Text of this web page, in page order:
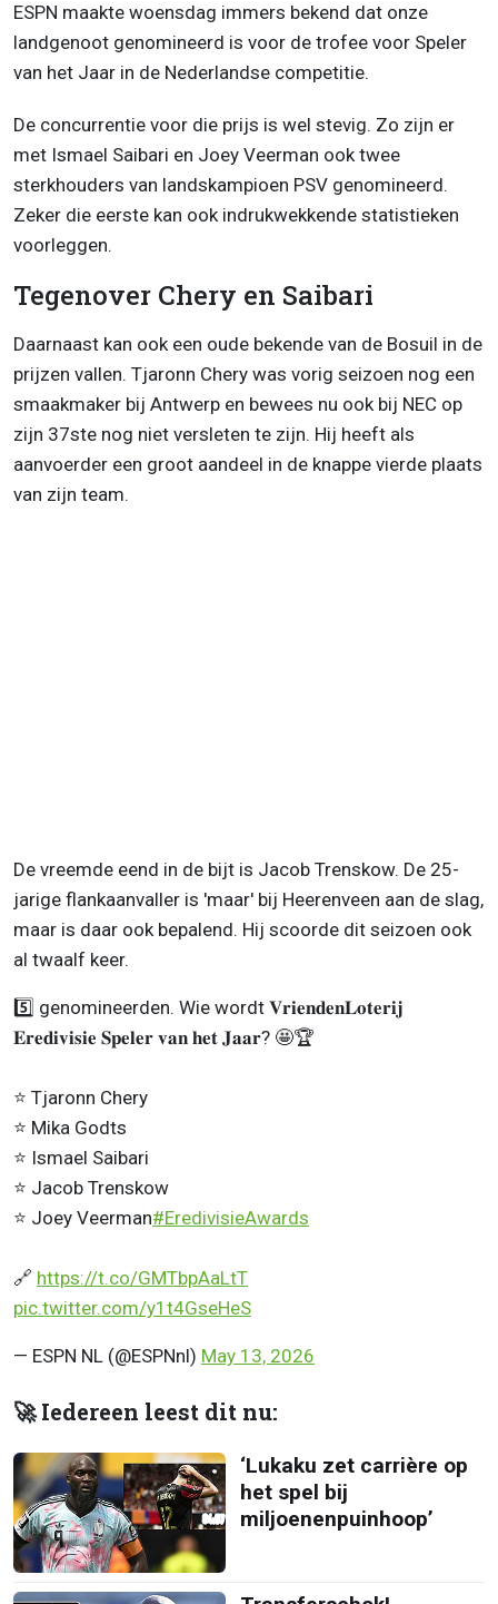
ESPN maakte woensdag immers bekend dat onze
landgenoot genomineerd is voor de trofee voor Speler
van het Jaar in de Nederlandse competitie.
De concurrentie voor die prijs is wel stevig. Zo zijn er
met Ismael Saibari en Joey Veerman ook twee
sterkhouders van landskampioen PSV genomineerd.
Zeker die eerste kan ook indrukwekkende statistieken
voorleggen.
Tegenover Chery en Saibari
Daarnaast kan ook een oude bekende van de Bosuil in de
prijzen vallen. Tjaronn Chery was vorig seizoen nog een
smaakmaker bij Antwerp en bewees nu ook bij NEC op
zijn 37ste nog niet versleten te zijn. Hij heeft als
aanvoerder een groot aandeel in de knappe vierde plaats
van zijn team.
De vreemde eend in de bijt is Jacob Trenskow. De 25-
jarige flankaanvaller is 'maar' bij Heerenveen aan de slag,
maar is daar ook bepalend. Hij scoorde dit seizoen ook
al twaalf keer.
5️⃣ genomineerden. Wie wordt 𝐕𝐫𝐢𝐞𝐧𝐝𝐞𝐧𝐋𝐨𝐭𝐞𝐫𝐢𝐣
𝐄𝐫𝐞𝐝𝐢𝐯𝐢𝐬𝐢𝐞 𝐒𝐩𝐞𝐥𝐞𝐫 𝐯𝐚𝐧 𝐡𝐞𝐭 𝐉𝐚𝐚𝐫? 🤩🏆
⭐ Tjaronn Chery
⭐ Mika Godts
⭐ Ismael Saibari
⭐ Jacob Trenskow
⭐ Joey Veerman#EredivisieAwards
🔗 https://t.co/GMTbpAaLtT
pic.twitter.com/y1t4GseHeS
— ESPN NL (@ESPNnl) May 13, 2026
🚀 Iedereen leest dit nu:
‘Lukaku zet carrière op
het spel bij
miljoenenpuinhoop’